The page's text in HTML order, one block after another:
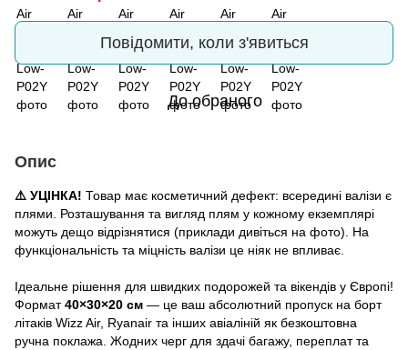
Повідомити, коли з'явиться
До обраного
Опис
⚠️ УЦІНКА! Товар має косметичний дефект: всередині валізи є
плями. Розташування та вигляд плям у кожному екземплярі
можуть дещо відрізнятися (приклади дивіться на фото). На
функціональність та міцність валізи це ніяк не впливає.
Ідеальне рішення для швидких подорожей та вікендів у Європі!
Формат40×30×20 см — це ваш абсолютний пропуск на борт
літаків Wizz Air, Ryanair та інших авіаліній як безкоштовна
ручна поклажа. Жодних черг для здачі багажу, переплат та